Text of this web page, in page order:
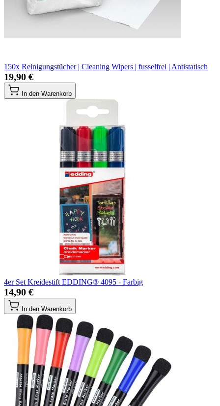
150x Reinigungstücher | Cleaning Wipers | fusselfrei | Antistatisch
19,90 €
In den Warenkorb
4er Set Kreidestift EDDING® 4095 - Farbig
14,90 €
In den Warenkorb